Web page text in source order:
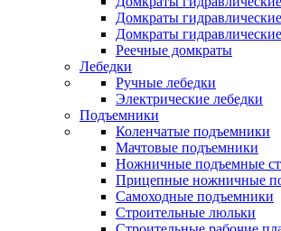
Домкраты
Домкраты
Реечные домкраты
Лебедки
Ручные лебедки
Электрические лебедки
Подъемники
Коленчатые подъемники
Мачтовые подъемники
Ножничные подъемные
Прицепные ножничные
Самоходные подъемники
Строительные люльки